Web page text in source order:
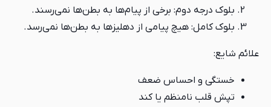
بلوک درجه دوم: برخی از پیام‌ها به بطن‌ها نمی‌رسند.
بلوک کامل: هیچ پیامی از دهلیزها به بطن‌ها نمی‌رسد.
علائم شایع:
خستگی و احساس ضعف
تپش قلب نامنظم یا کند